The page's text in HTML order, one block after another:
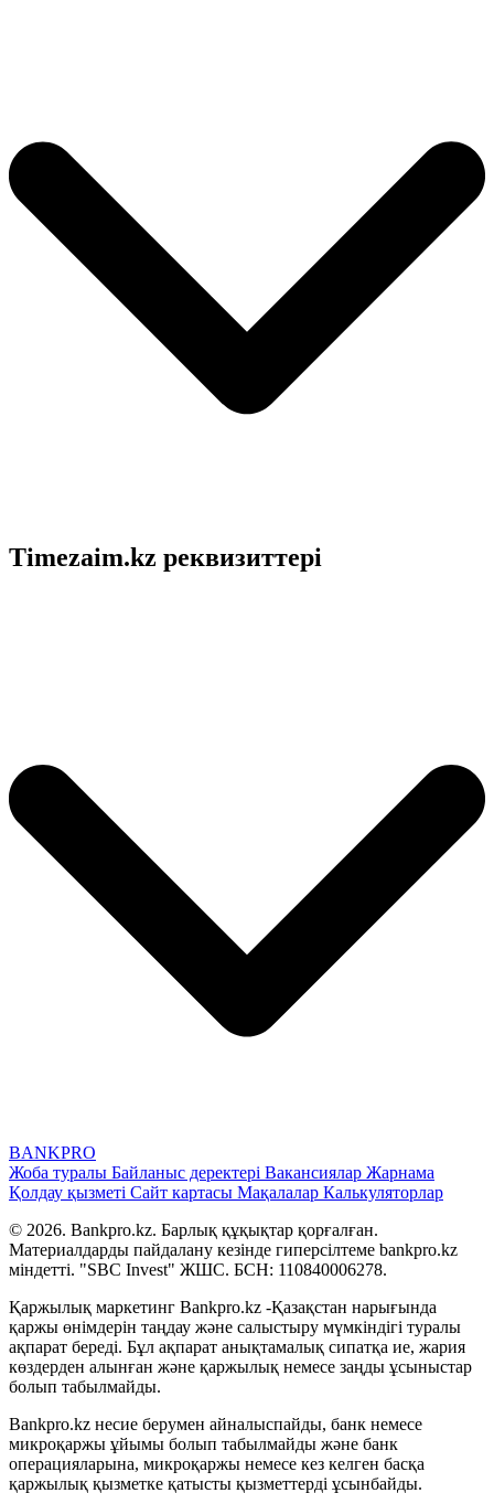
Timezaim.kz реквизиттері
BANKPRO
Жоба туралы Байланыс деректері Вакансиялар Жарнама
Қолдау қызметі Сайт картасы Мақалалар Калькуляторлар
© 2026. Bankpro.kz. Барлық құқықтар қорғалған.
Материалдарды пайдалану кезінде гиперсілтеме bankpro.kz
міндетті. "SBC Invest" ЖШС. БСН: 110840006278.
Қаржылық маркетинг Bankpro.kz -Қазақстан нарығында
қаржы өнімдерін таңдау және салыстыру мүмкіндігі туралы
ақпарат береді. Бұл ақпарат анықтамалық сипатқа ие, жария
көздерден алынған және қаржылық немесе заңды ұсыныстар
болып табылмайды.
Bankpro.kz несие берумен айналыспайды, банк немесе
микроқаржы ұйымы болып табылмайды және банк
операцияларына, микроқаржы немесе кез келген басқа
қаржылық қызметке қатысты қызметтерді ұсынбайды.